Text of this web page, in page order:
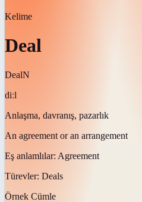
Kelime
Deal
DealN
diːl
Anlaşma, davranış, pazarlık
An agreement or an arrangement
Eş anlamlılar: Agreement
Türevler: Deals
Örnek Cümle